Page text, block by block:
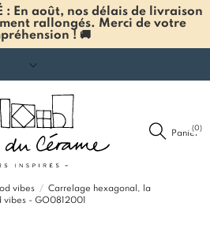
: En août, nos délais de livraison
rallongés. Merci de votre
! 🚚
Panier
(0)
vibes
Carrelage hexagonal, la
- GO0812001